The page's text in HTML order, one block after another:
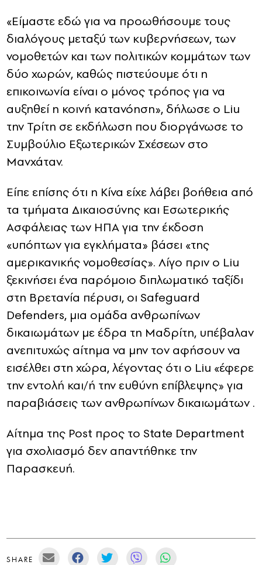
«Είμαστε εδώ για να προωθήσουμε τους
διαλόγους μεταξύ των κυβερνήσεων, των
νομοθετών και των πολιτικών κομμάτων των
δύο χωρών, καθώς πιστεύουμε ότι η
επικοινωνία είναι ο μόνος τρόπος για να
αυξηθεί η κοινή κατανόηση», δήλωσε ο Liu
την Τρίτη σε εκδήλωση που διοργάνωσε το
Συμβούλιο Εξωτερικών Σχέσεων στο
Μανχάταν.
Είπε επίσης ότι η Κίνα είχε λάβει βοήθεια από
τα τμήματα Δικαιοσύνης και Εσωτερικής
Ασφάλειας των ΗΠΑ για την έκδοση
«υπόπτων για εγκλήματα» βάσει «της
αμερικανικής νομοθεσίας». Λίγο πριν ο Liu
ξεκινήσει ένα παρόμοιο διπλωματικό ταξίδι
στη Βρετανία πέρυσι, οι Safeguard
Defenders, μια ομάδα ανθρωπίνων
δικαιωμάτων με έδρα τη Μαδρίτη, υπέβαλαν
ανεπιτυχώς αίτημα να μην τον αφήσουν να
εισέλθει στη χώρα, λέγοντας ότι ο Liu «έφερε
την εντολή και/ή την ευθύνη επίβλεψης» για
παραβιάσεις των ανθρωπίνων δικαιωμάτων .
Αίτημα της Post προς το State Department
για σχολιασμό δεν απαντήθηκε την
Παρασκευή.
SHARE